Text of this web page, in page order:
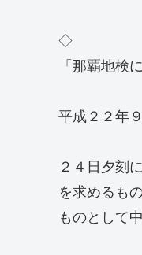
◇
「那覇地検
平成２２年
２４日夕刻
を求めるも
ものとして